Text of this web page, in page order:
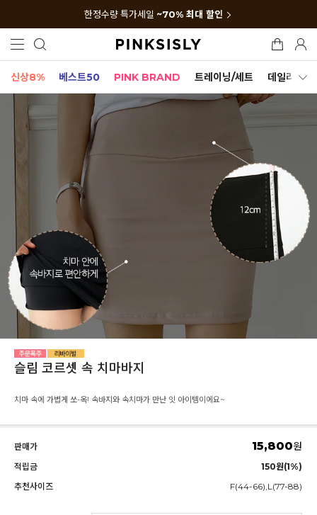
한정수량 특가세일 ~70% 최대 할인
신상8% 베스트50 PINK BRAND 트레이닝/세트 데일리세트
슬림 코르셋 속 치마바지
치마 속에 가볍게 쏘-옥! 속바지와 속치마가 만난 잇 아이템이에요~
판매가 15,800원
적립금
150원(1%)
추천사이즈
F(44-66),L(77-88)